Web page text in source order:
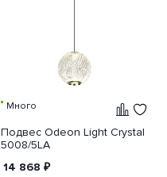
Много
Подвес Odeon Light Crystal
5008/5LA
14 868 ₽